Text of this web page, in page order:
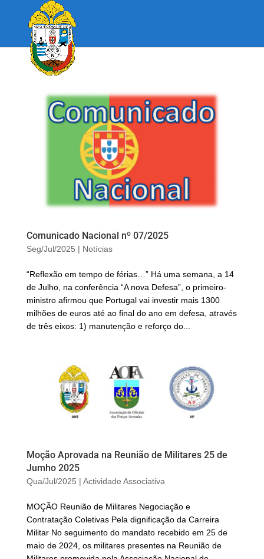
Comunicado Nacional nº 07/2025
Seg/Jul/2025 | Notícias
“Reflexão em tempo de férias…” Há uma semana, a 14
de Julho, na conferência “A nova Defesa”, o primeiro-
ministro afirmou que Portugal vai investir mais 1300
milhões de euros até ao final do ano em defesa, através
de três eixos: 1) manutenção e reforço do...
Moção Aprovada na Reunião de Militares 25 de
Jumho 2025
Qua/Jul/2025 | Actividade Associativa
MOÇÃO Reunião de Militares Negociação e
Contratação Coletivas Pela dignificação da Carreira
Militar No seguimento do mandato recebido em 25 de
maio de 2024, os militares presentes na Reunião de